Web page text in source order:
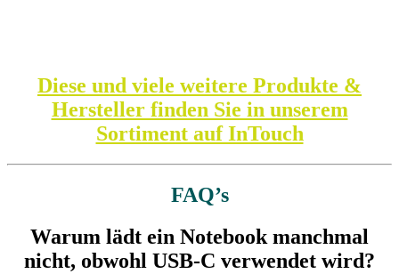
Diese und viele weitere Produkte &
Hersteller finden Sie in unserem
Sortiment auf InTouch
FAQ’s
Warum lädt ein Notebook manchmal
nicht, obwohl USB‑C verwendet wird?